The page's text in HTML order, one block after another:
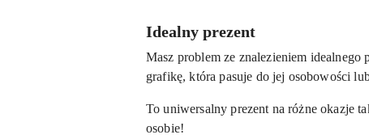
Idealny prezent
Masz problem ze znalezieniem idealnego
grafikę, która pasuje do jej osobowości
To uniwersalny prezent na różne okazje
osobie!